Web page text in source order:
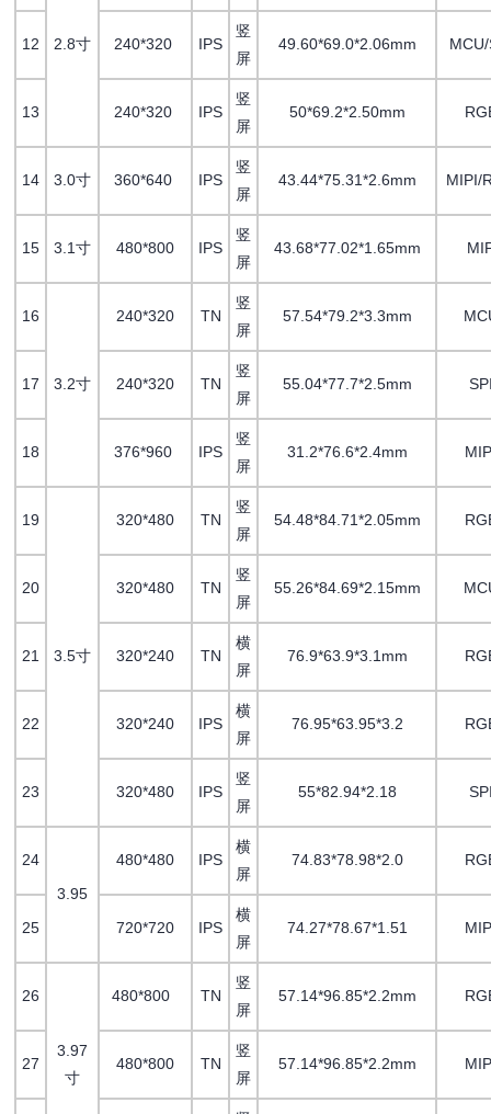
2.8寸
12 240*320 IPS
竖
屏
49.60*69.0*2.06mm
13 240*320 IPS
竖
屏
50*69.2*2.50mm
14 3.0寸 360*640 IPS
竖
屏
43.44*75.31*2.6mm MIPI/
15 3.1寸 480*800 IPS
竖
屏
43.68*77.02*1.65mm
16
3.2寸
240*320 TN
竖
屏
57.54*79.2*3.3mm
17 240*320 TN
竖
屏
55.04*77.7*2.5mm
18 376*960 IPS
竖
屏
31.2*76.6*2.4mm
19
3.5寸
320*480 TN
竖
屏
54.48*84.71*2.05mm
20 320*480 TN
竖
屏
55.26*84.69*2.15mm
21 320*240 TN
横
屏
76.9*63.9*3.1mm
22 320*240 IPS
横
屏
76.95*63.95*3.2
23 320*480 IPS
竖
屏
55*82.94*2.18
24
3.95
480*480 IPS
横
屏
74.83*78.98*2.0
25 720*720 IPS
横
屏
74.27*78.67*1.51
26
3.97
寸
480*800 TN
竖
屏
57.14*96.85*2.2mm
27 480*800 TN
竖
屏
57.14*96.85*2.2mm